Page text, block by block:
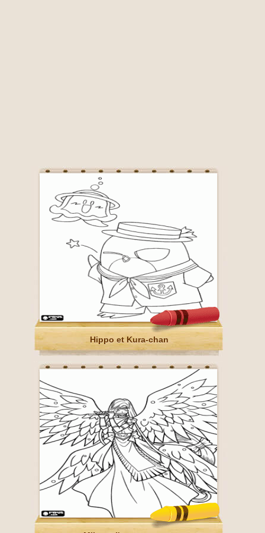
Hippo et Kura-chan